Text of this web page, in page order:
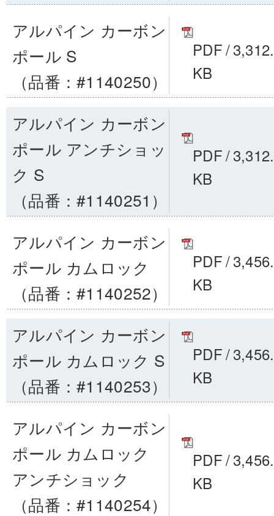
アルパイン カーボン
ポール S
（品番：#1140250）
PDF/
KB
アルパイン カーボン
ポール アンチショッ
ク S
（品番：#1140251）
PDF/
KB
アルパイン カーボン
ポール カムロック
（品番：#1140252）
PDF/
KB
アルパイン カーボン
ポール カムロック S
（品番：#1140253）
PDF/
KB
アルパイン カーボン
ポール カムロック
アンチショック
（品番：#1140254）
PDF/
KB